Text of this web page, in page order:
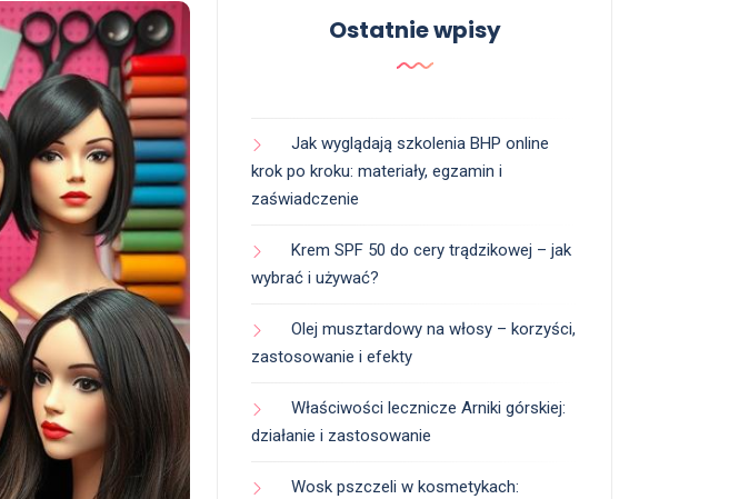
Ostatnie wpisy
Jak wyglądają szkolenia BHP online
krok po kroku: materiały, egzamin i
zaświadczenie
Krem SPF 50 do cery trądzikowej – jak
wybrać i używać?
Olej musztardowy na włosy – korzyści,
zastosowanie i efekty
Właściwości lecznicze Arniki górskiej:
działanie i zastosowanie
Wosk pszczeli w kosmetykach: